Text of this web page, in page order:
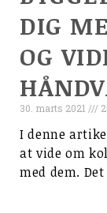
DIG
OG
30. marts 2021
I denne
at vide om
med dem.